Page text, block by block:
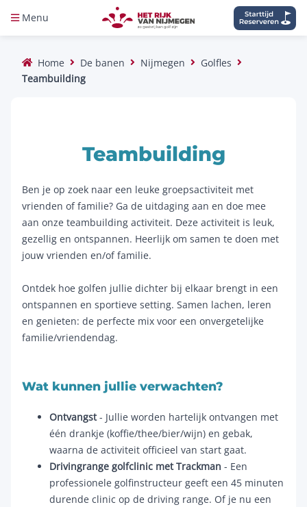
Menu
Home De banen Nijmegen
Golfles
Teambuilding
Teambuilding
Ben je op zoek naar een leuke groepsactiviteit met
vrienden of familie? Ga de uitdaging aan en doe mee
aan onze teambuilding activiteit. Deze activiteit is leuk,
gezellig en ontspannen. Heerlijk om samen te doen met
jouw vrienden en/of familie.
Ontdek hoe golfen jullie dichter bij elkaar brengt in een
ontspannen en sportieve setting. Samen lachen, leren
en genieten: de perfecte mix voor een onvergetelijke
familie/vriendendag.
Wat kunnen jullie verwachten?
Ontvangst- Jullie worden hartelijk ontvangen met
één drankje (koffie/thee/bier/wijn) en gebak,
waarna de activiteit officieel van start gaat.
Drivingrange golfclinic met Trackman - Een
professionele golfinstructeur geeft een 45 minuten
durende clinic op de driving range. Of je nu een